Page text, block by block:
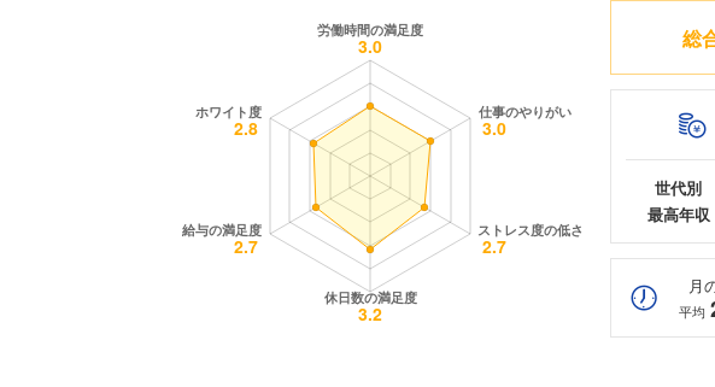
総
世代別
最高年収
月
平均